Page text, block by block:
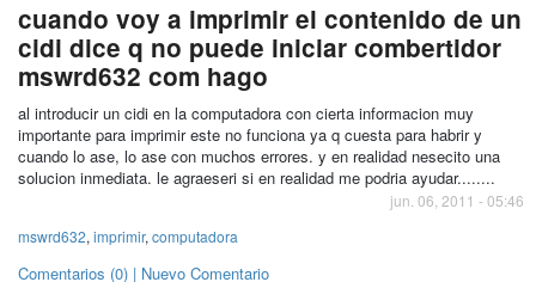
cuando voy a imprimir el contenido de un
cidi dice q no puede iniciar combertidor
mswrd632 com hago
al introducir un cidi en la computadora con cierta informacion muy
importante para imprimir este no funciona ya q cuesta para habrir y
cuando lo ase, lo ase con muchos errores. y en realidad nesecito una
solucion inmediata. le agraeseri si en realidad me podria ayudar........
jun. 06, 2011 - 05:46
mswrd632, imprimir, computadora
Comentarios (0) | Nuevo Comentario